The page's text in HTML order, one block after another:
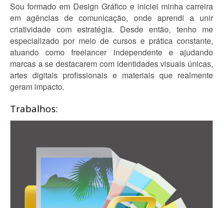
Sou formado em Design Gráfico e iniciei minha carreira
em agências de comunicação, onde aprendi a unir
criatividade com estratégia. Desde então, tenho me
especializado por meio de cursos e prática constante,
atuando como freelancer independente e ajudando
marcas a se destacarem com identidades visuais únicas,
artes digitais profissionais e materiais que realmente
geram impacto.
Trabalhos: